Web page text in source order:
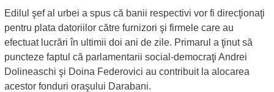
Edilul şef al urbei a spus că banii respectivi vor fi direcţionaţi
pentru plata datoriilor către furnizori şi firmele care au
efectuat lucrări în ultimii doi ani de zile. Primarul a ţinut să
puncteze faptul că parlamentarii social-democraţi Andrei
Dolineaschi şi Doina Federovici au contribuit la alocarea
acestor fonduri oraşului Darabani.